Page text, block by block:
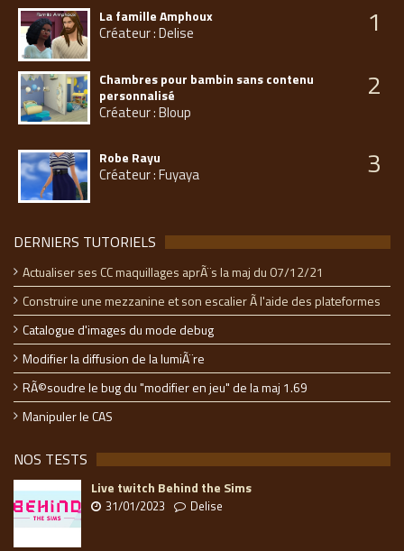
La famille Amphoux
Créateur : Delise 1
Chambres pour bambin sans contenu
personnalisé
Créateur : Bloup
2
Robe Rayu
Créateur : Fuyaya 3
DERNIERS TUTORIELS
Actualiser ses CC maquillages aprÃ¨s la maj du 07/12/21
Construire une mezzanine et son escalier Ã l'aide des plateformes
Catalogue d'images du mode debug
Modifier la diffusion de la lumiÃ¨re
RÃ©soudre le bug du "modifier en jeu" de la maj 1.69
Manipuler le CAS
NOS TESTS
Live twitch Behind the Sims
31/01/2023 Delise